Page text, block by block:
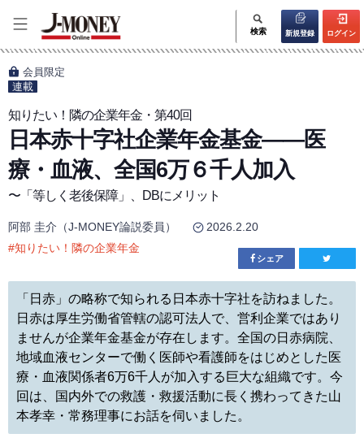
検索 新規登録 ログイン
会員限定
連載
知りたい！隣の企業年金・第40回
日本赤十字社企業年金基金——医
療・血液、全国6万６千人加入
〜「等しく老後保障」、DBにメリット
阿部 圭介（J-MONEY論説委員）
2026.2.20
#知りたい！隣の企業年金
シェア
「日赤」の略称で知られる日本赤十字社を訪ねました。
日赤は厚生労働省管轄の認可法人で、営利企業ではあり
ませんが企業年金基金が存在します。全国の日赤病院、
地域血液センターで働く医師や看護師をはじめとした医
療・血液関係者6万6千人が加入する巨大な組織です。今
回は、国内外での救護・救援活動に長く携わってきた山
本孝幸・常務理事にお話を伺いました。